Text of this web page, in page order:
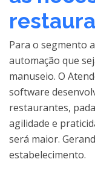
Para o segmento
automação que
manuseio. O
software
restaurantes,
agilidade e
será maior.
estabelecimento.